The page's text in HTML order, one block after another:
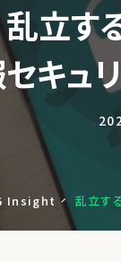
乱立す
キュ
Insight 乱立す